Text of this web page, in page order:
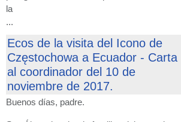
la
...
Ecos de la visita del Icono de
Częstochowa a Ecuador - Carta
al coordinador del 10 de
noviembre de 2017.
Buenos días, padre.